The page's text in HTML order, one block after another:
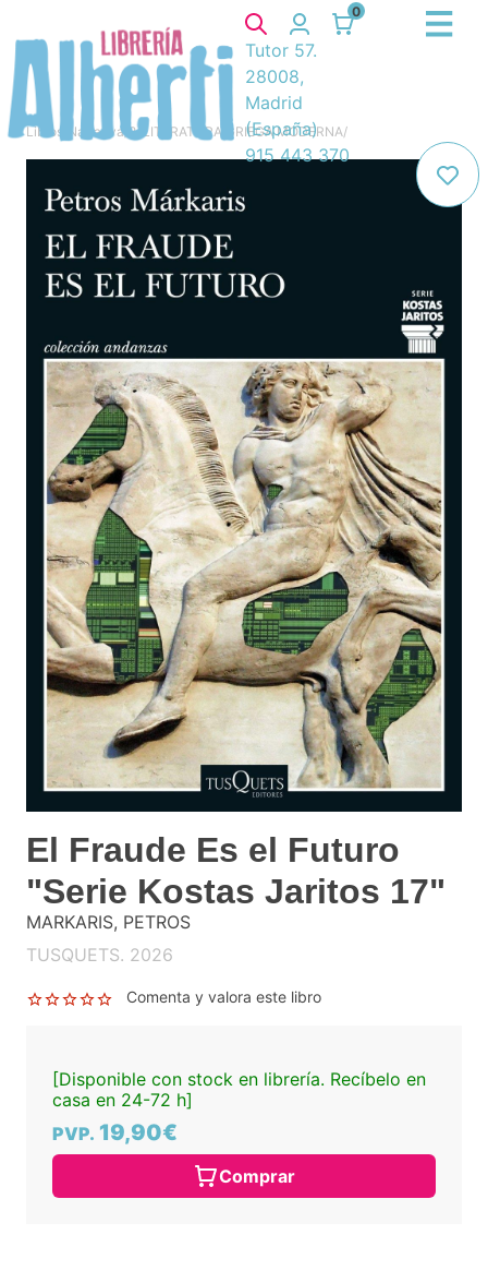
0
Tutor 57.
28008,
Madrid
(España)
915 443 370
Libros Narrativa/ 8. LITERATURA GRIEGA MODERNA/
El Fraude Es el Futuro
"Serie Kostas Jaritos 17"
MARKARIS, PETROS
TUSQUETS. 2026
Comenta y valora este libro
[Disponible con stock en librería. Recíbelo en
casa en 24-72 h]
PVP. 19,90€
Comprar